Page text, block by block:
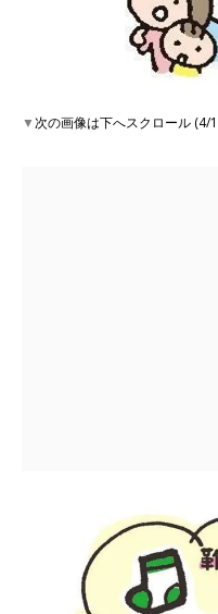
▼次の画像は下へスクロール (4/